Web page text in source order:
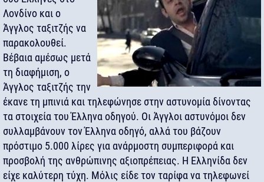
Λονδίνο και ο
Άγγλος ταξιτζής να
παρακολουθεί.
Βέβαια αμέσως μετά
τη διαφήμιση, ο
Άγγλος ταξιτζής την
έκανε τη μπινιά και τηλεφώνησε στην αστυνομία δίνοντας
τα στοιχεία του Έλληνα οδηγού. Οι Άγγλοι αστυνόμοι δεν
συλλαμβάνουν τον Έλληνα οδηγό, αλλά του βάζουν
πρόστιμο 5.000 λίρες για ανάρμοστη συμπεριφορά και
προσβολή της ανθρώπινης αξιοπρέπειας. Η Ελληνίδα δεν
είχε καλύτερη τύχη. Μόλις είδε τον ταρίφα να τηλεφωνεί